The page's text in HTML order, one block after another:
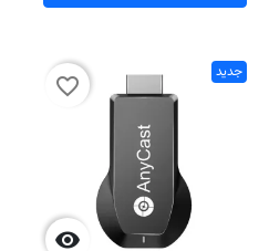
جدید

favorite_border